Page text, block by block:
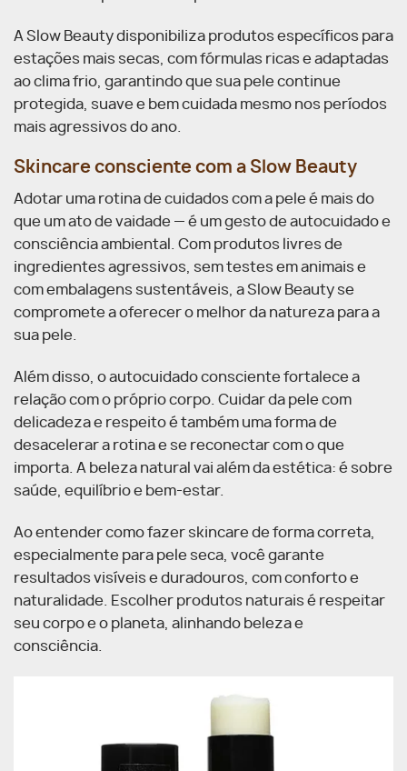
A Slow Beauty disponibiliza produtos específicos para
estações mais secas, com fórmulas ricas e adaptadas
ao clima frio, garantindo que sua pele continue
protegida, suave e bem cuidada mesmo nos períodos
mais agressivos do ano.
Skincare consciente com a Slow Beauty
Adotar uma rotina de cuidados com a pele é mais do
que um ato de vaidade — é um gesto de autocuidado e
consciência ambiental. Com produtos livres de
ingredientes agressivos, sem testes em animais e
com embalagens sustentáveis, a Slow Beauty se
compromete a oferecer o melhor da natureza para a
sua pele.
Além disso, o autocuidado consciente fortalece a
relação com o próprio corpo. Cuidar da pele com
delicadeza e respeito é também uma forma de
desacelerar a rotina e se reconectar com o que
importa. A beleza natural vai além da estética: é sobre
saúde, equilíbrio e bem-estar.
Ao entender como fazer skincare de forma correta,
especialmente para pele seca, você garante
resultados visíveis e duradouros, com conforto e
naturalidade. Escolher produtos naturais é respeitar
seu corpo e o planeta, alinhando beleza e
consciência.